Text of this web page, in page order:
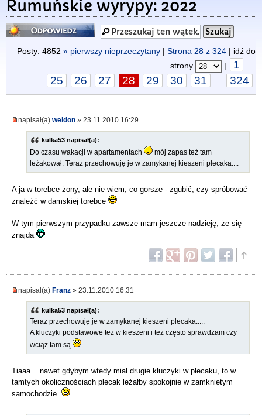
Rumuńskie wyrypy: 2022
Odpowiedz
Posty: 4852 » pierwszy nieprzeczytany | Strona 28 z 324 | idź do
strony
| 1
25 26 27 28 29 30 31 324
napisał(a) weldon » 23.11.2010 16:29
kulka53 napisał(a):
Do czasu wakacji w apartamentach
mój zapas też tam
leżakował. Teraz przechowuję je w zamykanej kieszeni plecaka....
A ja w torebce żony, ale nie wiem, co gorsze - zgubić, czy spróbować
znaleźć w damskiej torebce
W tym pierwszym przypadku zawsze mam jeszcze nadzieję, że się
znajdą
napisał(a) Franz » 23.11.2010 16:31
kulka53 napisał(a):
Teraz przechowuję je w zamykanej kieszeni plecaka.....
A kluczyki podstawowe też w kieszeni i też często sprawdzam czy
wciąż tam są
Tiaaa... nawet gdybym wtedy miał drugie kluczyki w plecaku, to w
tamtych okolicznościach plecak leżałby spokojnie w zamkniętym
samochodzie.